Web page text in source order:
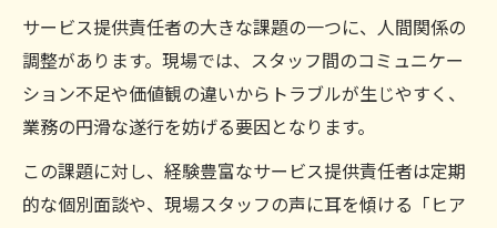
サービス提供責任者の大きな課題の一つに、人間関係の
調整があります。現場では、スタッフ間のコミュニケー
ション不足や価値観の違いからトラブルが生じやすく、
業務の円滑な遂行を妨げる要因となります。
この課題に対し、経験豊富なサービス提供責任者は定期
的な個別面談や、現場スタッフの声に耳を傾ける「ヒア